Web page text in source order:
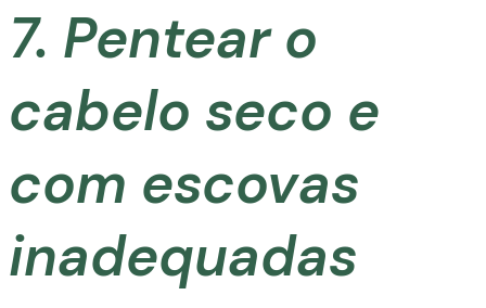
7. Pentear o
cabelo seco e
com escovas
inadequadas